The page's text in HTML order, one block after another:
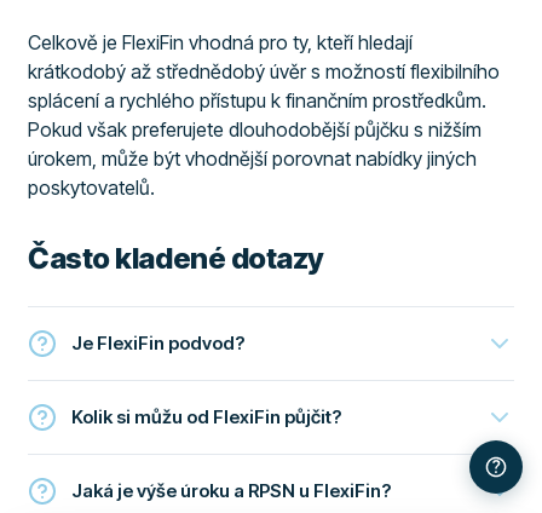
Celkově je FlexiFin vhodná pro ty, kteří hledají
krátkodobý až střednědobý úvěr s možností flexibilního
splácení a rychlého přístupu k finančním prostředkům.
Pokud však preferujete dlouhodobější půjčku s nižším
úrokem, může být vhodnější porovnat nabídky jiných
poskytovatelů.
Často kladené dotazy
Je FlexiFin podvod?
Kolik si můžu od FlexiFin půjčit?
Jaká je výše úroku a RPSN u FlexiFin?